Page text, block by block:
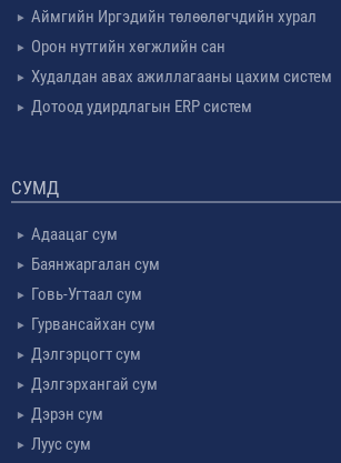
Аймгийн Иргэдийн төлөөлөгчдийн хурал
Орон нутгийн хөгжлийн сан
Худалдан авах ажиллагааны цахим систем
Дотоод удирдлагын ERP систем
СУМД
Адаацаг сум
Баянжаргалан сум
Говь-Угтаал сум
Гурвансайхан сум
Дэлгэрцогт сум
Дэлгэрхангай сум
Дэрэн сум
Луус сум